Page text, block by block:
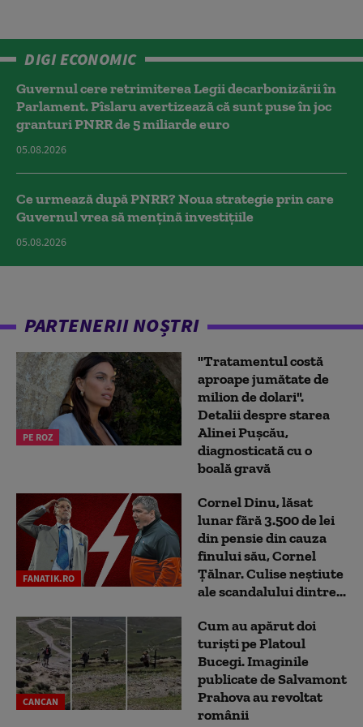
DIGI ECONOMIC
Guvernul cere retrimiterea Legii decarbonizării în
Parlament. Pîslaru avertizează că sunt puse în joc
granturi PNRR de 5 miliarde euro
05.08.2026
Ce urmează după PNRR? Noua strategie prin care
Guvernul vrea să mențină investițiile
05.08.2026
PARTENERII NOȘTRI
PE ROZ
"Tratamentul costă
aproape jumătate de
milion de dolari".
Detalii despre starea
Alinei Pușcău,
diagnosticată cu o
boală gravă
FANATIK.RO
Cornel Dinu, lăsat
lunar fără 3.500 de lei
din pensie din cauza
finului său, Cornel
Țălnar. Culise neștiute
ale scandalului dintre...
CANCAN
Cum au apărut doi
turiști pe Platoul
Bucegi. Imaginile
publicate de Salvamont
Prahova au revoltat
românii